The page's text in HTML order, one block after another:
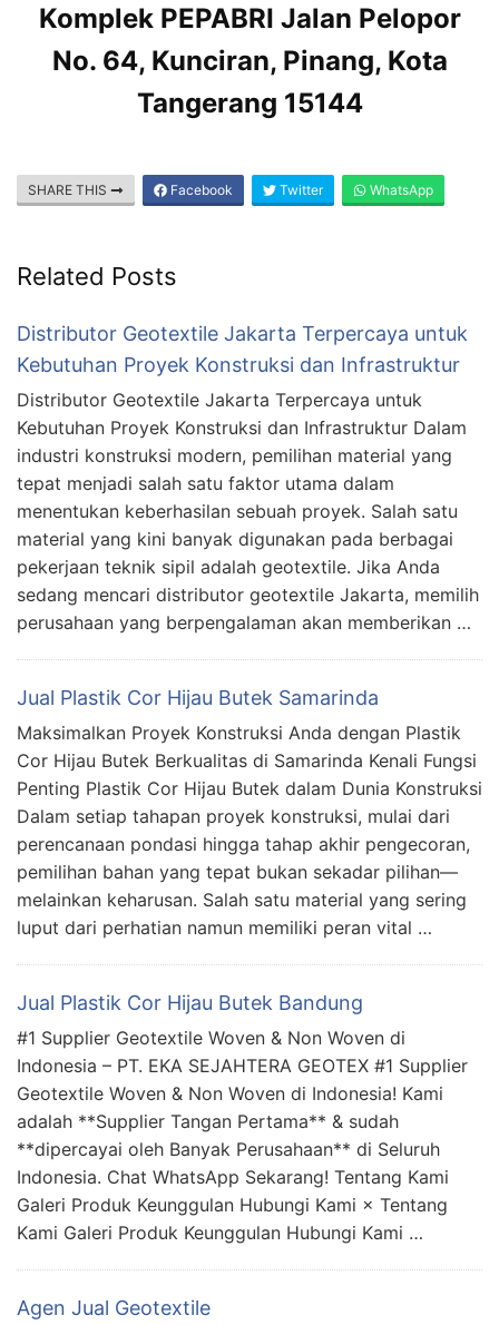
Komplek PEPABRI Jalan Pelopor
No. 64, Kunciran, Pinang, Kota
Tangerang 15144
SHARE THIS Facebook Twitter WhatsApp
Related Posts
Distributor Geotextile Jakarta Terpercaya untuk
Kebutuhan Proyek Konstruksi dan Infrastruktur
Distributor Geotextile Jakarta Terpercaya untuk
Kebutuhan Proyek Konstruksi dan Infrastruktur Dalam
industri konstruksi modern, pemilihan material yang
tepat menjadi salah satu faktor utama dalam
menentukan keberhasilan sebuah proyek. Salah satu
material yang kini banyak digunakan pada berbagai
pekerjaan teknik sipil adalah geotextile. Jika Anda
sedang mencari distributor geotextile Jakarta, memilih
perusahaan yang berpengalaman akan memberikan …
Jual Plastik Cor Hijau Butek Samarinda
Maksimalkan Proyek Konstruksi Anda dengan Plastik
Cor Hijau Butek Berkualitas di Samarinda Kenali Fungsi
Penting Plastik Cor Hijau Butek dalam Dunia Konstruksi
Dalam setiap tahapan proyek konstruksi, mulai dari
perencanaan pondasi hingga tahap akhir pengecoran,
pemilihan bahan yang tepat bukan sekadar pilihan—
melainkan keharusan. Salah satu material yang sering
luput dari perhatian namun memiliki peran vital …
Jual Plastik Cor Hijau Butek Bandung
#1 Supplier Geotextile Woven & Non Woven di
Indonesia – PT. EKA SEJAHTERA GEOTEX #1 Supplier
Geotextile Woven & Non Woven di Indonesia! Kami
adalah **Supplier Tangan Pertama** & sudah
**dipercayai oleh Banyak Perusahaan** di Seluruh
Indonesia. Chat WhatsApp Sekarang! Tentang Kami
Galeri Produk Keunggulan Hubungi Kami × Tentang
Kami Galeri Produk Keunggulan Hubungi Kami …
Agen Jual Geotextile